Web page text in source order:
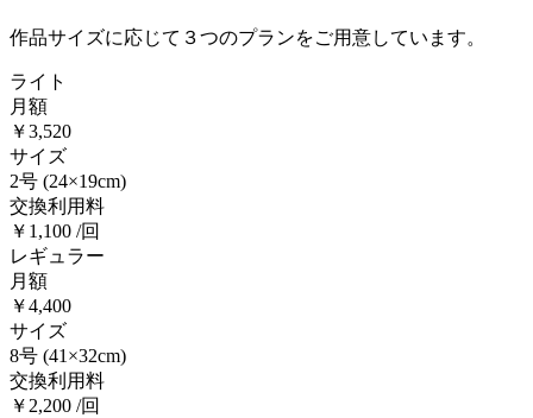
作品サイズに応じて３つのプランをご用意しています。
ライト
月額
￥3,520
サイズ
2号 (24×19cm)
交換利用料
￥1,100 /回
レギュラー
月額
￥4,400
サイズ
8号 (41×32cm)
交換利用料
￥2,200 /回